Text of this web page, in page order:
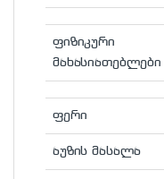
ფიზიკური
მახასიათებლები
ფერი
აუზის მასალა